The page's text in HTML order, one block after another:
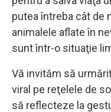
putea întreba cât de
animalele aflate în
sunt într-o situaţie
Vă invităm să
viral pe reţelele de
să reflecteze la